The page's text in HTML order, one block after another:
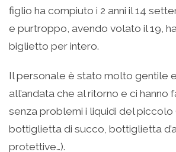
figlio ha compiuto i 2 anni il 14
e purtroppo, avendo volato il 19,
biglietto per intero.
Il personale è stato molto gentile
all’andata che al ritorno e ci hanno
senza problemi i liquidi del piccolo
bottiglietta di succo, bottiglietta
protettive…).